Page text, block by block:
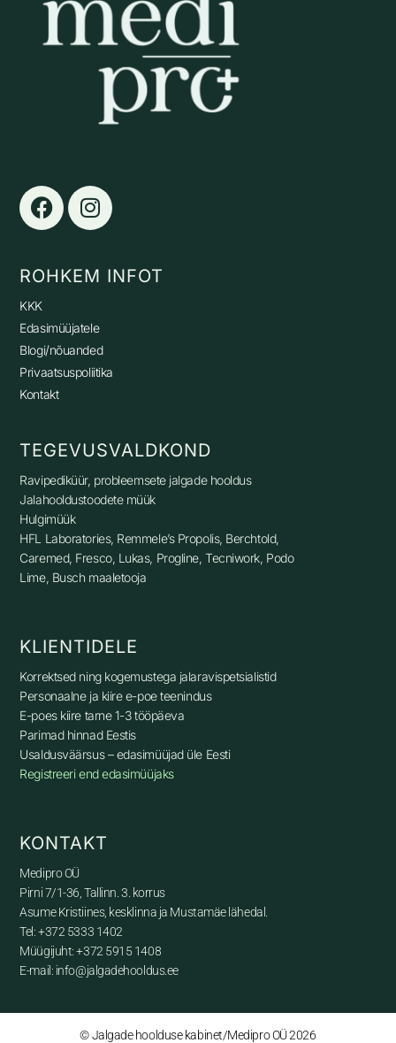
ROHKEM INFOT
KKK
Edasimüüjatele
Blogi/nõuanded
Privaatsuspoliitika
Kontakt
TEGEVUSVALDKOND
Ravipediküür, probleemsete jalgade hooldus
Jalahooldustoodete müük
Hulgimüük
HFL Laboratories, Remmele’s Propolis, Berchtold,
Caremed, Fresco, Lukas, Progline, Tecniwork, Podo
Lime, Busch maaletooja
KLIENTIDELE
Korrektsed ning kogemustega jalaravispetsialistid
Personaalne ja kiire e-poe teenindus
E-poes kiire tarne 1-3 tööpäeva
Parimad hinnad Eestis
Usaldusväärsus – edasimüüjad üle Eesti
Registreeri end edasimüüjaks
KONTAKT
Medipro OÜ
Pirni 7/1-36, Tallinn. 3. korrus
Asume Kristiines, kesklinna ja Mustamäe lähedal.
Tel: +372 5333 1402
Müügijuht: +372 5915 1408
E-mail: info@jalgadehooldus.ee
© Jalgade hoolduse kabinet/Medipro OÜ 2026